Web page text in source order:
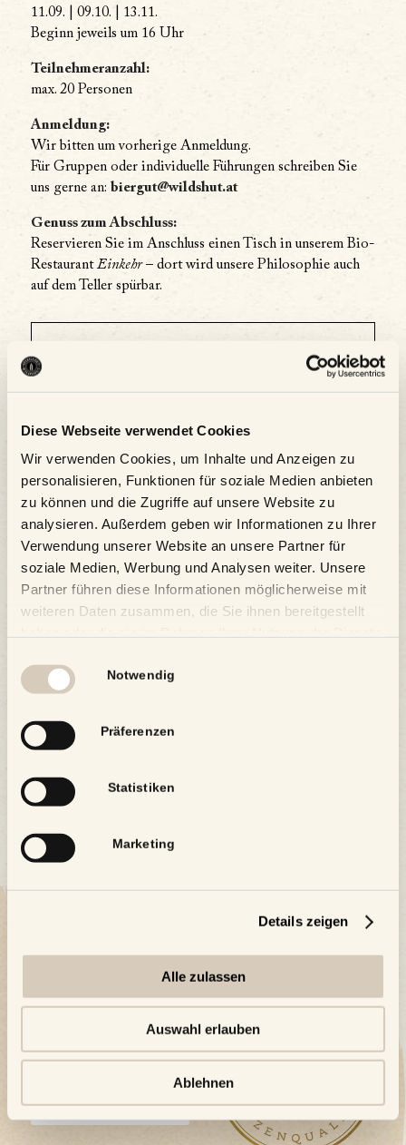
Diese Webseite verwendet Cookies
Wir verwenden Cookies, um Inhalte und Anzeigen zu
personalisieren, Funktionen für soziale Medien anbieten
zu können und die Zugriffe auf unsere Website zu
analysieren. Außerdem geben wir Informationen zu Ihrer
Verwendung unserer Website an unsere Partner für
soziale Medien, Werbung und Analysen weiter. Unsere
Partner führen diese Informationen möglicherweise mit
weiteren Daten zusammen, die Sie ihnen bereitgestellt
Notwendig
Präferenzen
Statistiken
Marketing
Details zeigen
Alle zulassen
Auswahl erlauben
Ablehnen
11.09. | 09.10. | 13.11.
Beginn jeweils um 16 Uhr
Teilnehmeranzahl:
max. 20 Personen
Anmeldung:
Wir bitten um vorherige Anmeldung.
Für Gruppen oder individuelle Führungen schreiben Sie
uns gerne an: biergut@wildshut.at
Genuss zum Abschluss:
Reservieren Sie im Anschluss einen Tisch in unserem Bio-
RestaurantEinkehr– dort wird unsere Philosophie auch
auf dem Teller spürbar.
Zeit:
Serien:
Führung über das 1. Biergut
Österreichs
Zum Kalender hinzufügen